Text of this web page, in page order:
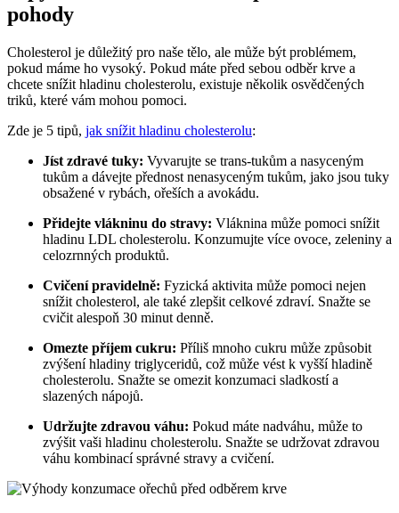
pohody
Cholesterol je důležitý pro naše tělo, ale může být problémem,
pokud máme ho vysoký. Pokud máte před sebou odběr krve a
chcete snížit hladinu cholesterolu, existuje několik osvědčených
triků, které vám mohou pomoci.
Zde je 5 tipů, jak snížit hladinu cholesterolu:
Jíst zdravé tuky: Vyvarujte se trans-tukům a nasyceným
tukům a dávejte přednost nenasyceným tukům, jako jsou tuky
obsažené v rybách, ořeších a avokádu.
Přidejte vlákninu do stravy: Vláknina může pomoci snížit
hladinu LDL cholesterolu. Konzumujte více ovoce, zeleniny a
celozrnných produktů.
Cvičení pravidelně: Fyzická aktivita může pomoci nejen
snížit cholesterol, ale také zlepšit celkové zdraví. Snažte se
cvičit alespoň 30 minut denně.
Omezte příjem cukru: Příliš mnoho cukru může způsobit
zvýšení hladiny triglyceridů, což může vést k vyšší hladině
cholesterolu. Snažte se omezit konzumaci sladkostí a
slazených nápojů.
Udržujte zdravou váhu: Pokud máte nadváhu, může to
zvýšit vaši hladinu cholesterolu. Snažte se udržovat zdravou
váhu kombinací správné stravy a cvičení.